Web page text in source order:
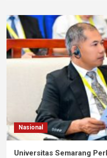
Nasional
Universitas Semarang